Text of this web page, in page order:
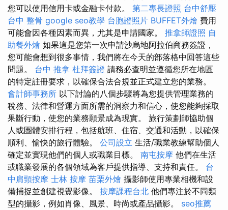
您可以使用信用卡或金融卡付款。 第二專長證照 台中舒壓
台中 整骨 google seo教學 台胞證照片 BUFFET外燴 費用
可能會因各種因素而異，尤其是申請國家。 推拿師證照 自
助餐外燴 如果這是您第一次申請沙烏地阿拉伯商務簽證，
您可能會想到很多事情，我們將在今天的部落格中回答這些
問題。 台中 推拿 杜拜簽證 請務必查明並遵循您所在地區
的特定註冊要求，以確保合法合規並正式建立您的業務。
會計師事務所 以下討論的八個步驟將為您提供管理業務的
稅務、法律和營運方面所需的洞察力和信心，使您能夠採取
果斷行動，使您的業務願景成為現實。 旅行策劃師協助個
人或團體安排行程，包括航班、住宿、交通和活動，以確保
順利、愉快的旅行體驗。 公司設立 生活/職業教練幫助個人
確定並實現他們的個人或職業目標。 南屯按摩 他們在生活
或職業發展的各個領域為客戶提供指導、支持和責任。 台
中肩頸按摩 士林 按摩 苗栗外燴 攝影師使用專業相機和設
備捕捉並創建視覺影像。 按摩課程台北 他們專注於不同類
型的攝影，例如肖像、風景、時尚或產品攝影。 seo推薦